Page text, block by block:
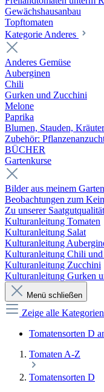
Gewächshausanbau
Topftomaten
Kategorie Anderes
Anderes Gemüse
Auberginen
Chili
Gurken und Zucchini
Melone
Paprika
Blumen, Stauden, Kräuter
Zubehör:
BÜCHER
Gartenkurse
Bilder aus meinem Garten
Beobachtungen zum
Zu unserer
Kulturanleitung Tomaten
Kulturanleitung Salat
Kulturanleitung
Kulturanleitung Chili und
Kulturanleitung Zucchini
Kulturanleitung Gurken
Menü schließen
Zeige alle Kategorien
Tomatensorten D
Tomaten A-Z
Tomatensorten D